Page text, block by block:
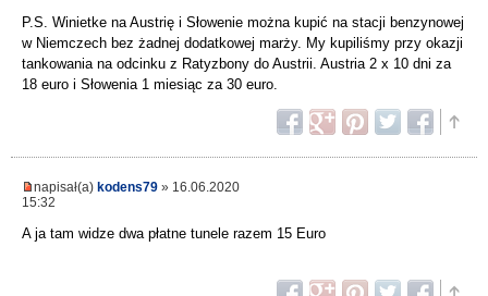
P.S. Winietke na Austrię i Słowenie można kupić na stacji benzynowej
w Niemczech bez żadnej dodatkowej marży. My kupiliśmy przy okazji
tankowania na odcinku z Ratyzbony do Austrii. Austria 2 x 10 dni za
18 euro i Słowenia 1 miesiąc za 30 euro.
napisał(a) kodens79 » 16.06.2020
15:32
A ja tam widze dwa płatne tunele razem 15 Euro